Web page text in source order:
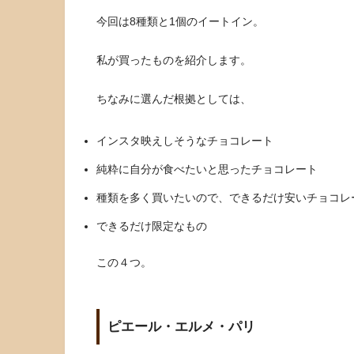
今回は8種類と1個のイートイン。
私が買ったものを紹介します。
ちなみに選んだ根拠としては、
インスタ映えしそうなチョコレート
純粋に自分が食べたいと思ったチョコレート
種類を多く買いたいので、できるだけ安いチョコレ
できるだけ限定なもの
この４つ。
ピエール・エルメ・パリ